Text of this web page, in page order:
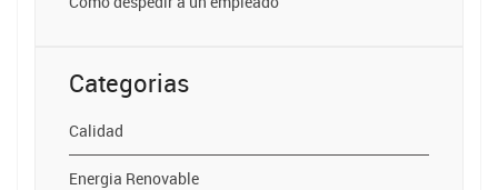
Categorias
Calidad
Energia Renovable